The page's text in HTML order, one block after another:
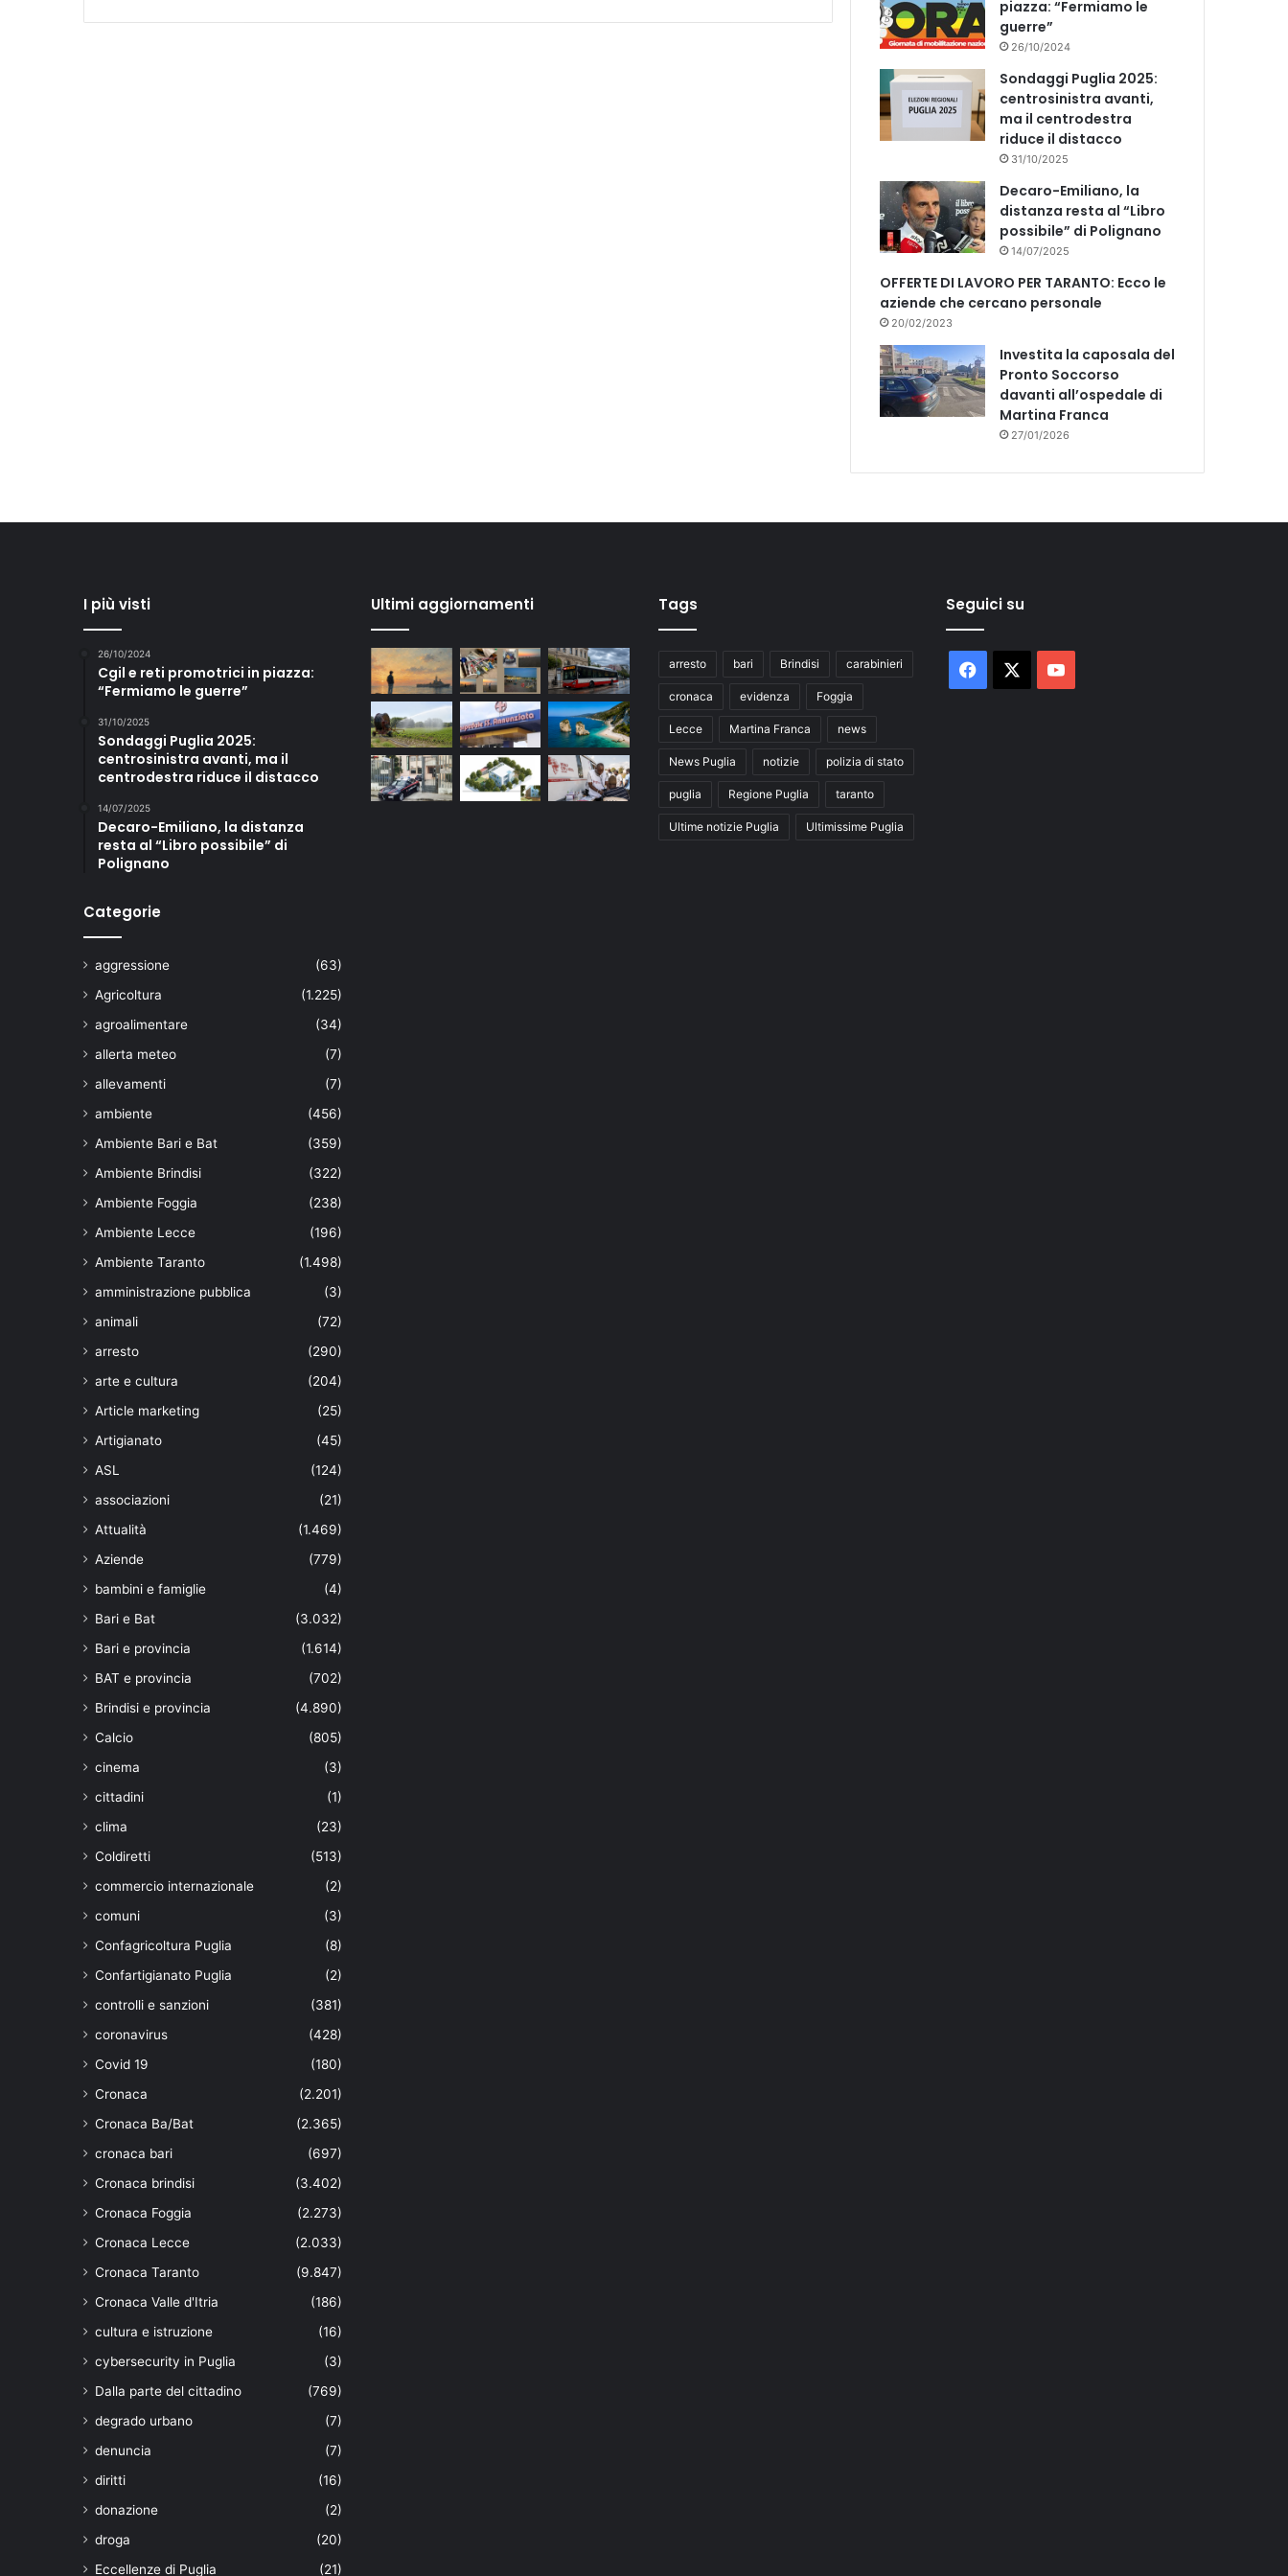
piazza: “Fermiamo le
guerre”
26/10/2024
Sondaggi Puglia 2025:
centrosinistra avanti,
ma il centrodestra
riduce il distacco
31/10/2025
Decaro-Emiliano, la
distanza resta al “Libro
possibile” di Polignano
14/07/2025
OFFERTE DI LAVORO PER TARANTO: Ecco le
aziende che cercano personale
20/02/2023
Investita la caposala del
Pronto Soccorso
davanti all’ospedale di
Martina Franca
27/01/2026
I più visti
26/10/2024
Cgil e reti promotrici in piazza:
“Fermiamo le guerre”
31/10/2025
Sondaggi Puglia 2025:
centrosinistra avanti, ma il
centrodestra riduce il distacco
14/07/2025
Decaro-Emiliano, la distanza
resta al “Libro possibile” di
Polignano
Categorie
aggressione
(63)
Agricoltura
(1.225)
agroalimentare
(34)
allerta meteo
(7)
allevamenti
(7)
ambiente
(456)
Ambiente Bari e Bat
(359)
Ambiente Brindisi
(322)
Ambiente Foggia
(238)
Ambiente Lecce
(196)
Ambiente Taranto
(1.498)
amministrazione pubblica
(3)
animali
(72)
arresto
(290)
arte e cultura
(204)
Article marketing
(25)
Artigianato
(45)
ASL
(124)
associazioni
(21)
Attualità
(1.469)
Aziende
(779)
bambini e famiglie
(4)
Bari e Bat
(3.032)
Bari e provincia
(1.614)
BAT e provincia
(702)
Brindisi e provincia
(4.890)
Calcio
(805)
cinema
(3)
cittadini
(1)
clima
(23)
Coldiretti
(513)
commercio internazionale
(2)
comuni
(3)
Confagricoltura Puglia
(8)
Confartigianato Puglia
(2)
controlli e sanzioni
(381)
coronavirus
(428)
Covid 19
(180)
Cronaca
(2.201)
Cronaca Ba/Bat
(2.365)
cronaca bari
(697)
Cronaca brindisi
(3.402)
Cronaca Foggia
(2.273)
Cronaca Lecce
(2.033)
Cronaca Taranto
(9.847)
Cronaca Valle d'Itria
(186)
cultura e istruzione
(16)
cybersecurity in Puglia
(3)
Dalla parte del cittadino
(769)
degrado urbano
(7)
denuncia
(7)
diritti
(16)
donazione
(2)
droga
(20)
Eccellenze di Puglia
(21)
Ultimi aggiornamenti Tags
arresto bari Brindisi carabinieri
cronaca evidenza Foggia
Lecce Martina Franca news
News Puglia notizie polizia di stato
puglia Regione Puglia taranto
Ultime notizie Puglia Ultimissime Puglia
Seguici su
Facebook